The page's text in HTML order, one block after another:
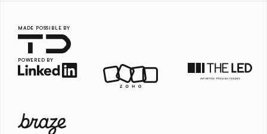
MADE POSSIBLE BY
POWERED BY